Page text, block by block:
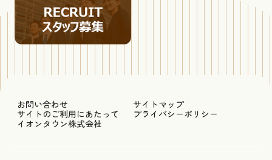
お問い合わせ
サイトマップ
サイトのご利用にあたって
プライバシーポリシー
イオンタウン株式会社